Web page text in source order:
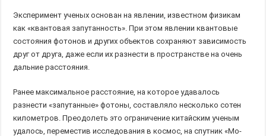
Эксперимент ученых основан на явлении, известном физикам
как «квантовая запутанность». При этом явлении квантовые
состояния фотонов и других объектов сохраняют зависимость
друг от друга, даже если их разнести в пространстве на очень
дальние расстояния.
Ранее максимальное расстояние, на которое удавалось
разнести «запутанные» фотоны, составляло несколько сотен
километров. Преодолеть это ограничение китайским ученым
удалось, переместив исследования в космос, на спутник «Мо-